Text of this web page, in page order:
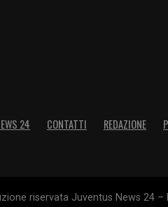
24 CONTATTI REDAZIONE
riservata Juventus News 24